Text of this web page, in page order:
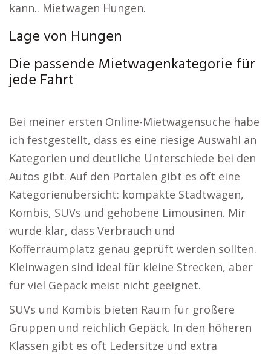
kann.. Mietwagen Hungen.
Lage von Hungen
Die passende Mietwagenkategorie für
jede Fahrt
Bei meiner ersten Online-Mietwagensuche habe
ich festgestellt, dass es eine riesige Auswahl an
Kategorien und deutliche Unterschiede bei den
Autos gibt. Auf den Portalen gibt es oft eine
Kategorienübersicht: kompakte Stadtwagen,
Kombis, SUVs und gehobene Limousinen. Mir
wurde klar, dass Verbrauch und
Kofferraumplatz genau geprüft werden sollten.
Kleinwagen sind ideal für kleine Strecken, aber
für viel Gepäck meist nicht geeignet.
SUVs und Kombis bieten Raum für größere
Gruppen und reichlich Gepäck. In den höheren
Klassen gibt es oft Ledersitze und extra